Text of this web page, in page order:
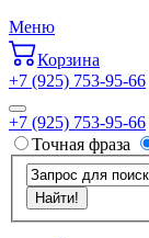
Меню
Корзина
+7 (925) 753-95-66
+7 (925) 753-95-66
Точная фраза